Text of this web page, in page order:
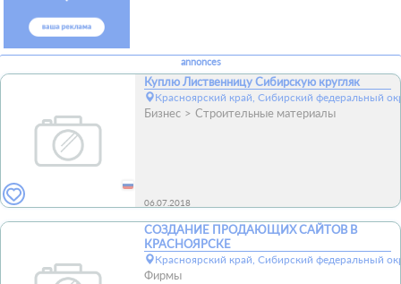
annonces
Куплю Лиственницу Сибирскую кругляк
Красноярский край, Сибирский федеральный
Бизнес Строительные материалы
06.07.2018
СОЗДАНИЕ ПРОДАЮЩИХ САЙТОВ В
КРАСНОЯРСКЕ
Красноярский край, Сибирский федеральный
Фирмы